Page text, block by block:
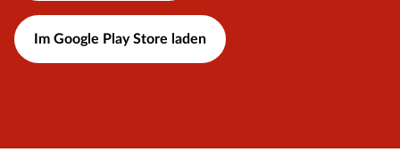
Im Google Play Store laden